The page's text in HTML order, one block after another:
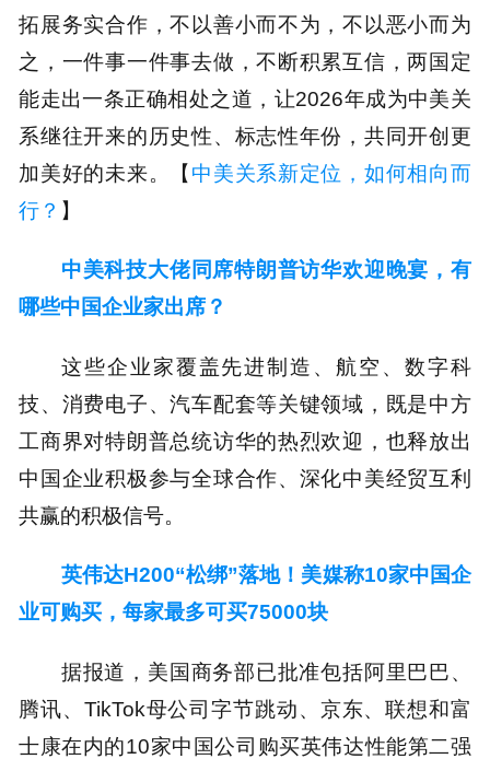
拓展务实合作，不以善小而不为，不以恶小而为
之，一件事一件事去做，不断积累互信，两国定
能走出一条正确相处之道，让2026年成为中美关
系继往开来的历史性、标志性年份，共同开创更
加美好的未来。【中美关系新定位，如何相向而
行？ 】
中美科技大佬同席特朗普访华欢迎晚宴，有
哪些中国企业家出席？
这些企业家覆盖先进制造、航空、数字科
技、消费电子、汽车配套等关键领域，既是中方
工商界对特朗普总统访华的热烈欢迎，也释放出
中国企业积极参与全球合作、深化中美经贸互利
共赢的积极信号。
英伟达H200“松绑”落地！美媒称10家中国企
业可购买，每家最多可买75000块
据报道，美国商务部已批准包括阿里巴巴、
腾讯、TikTok母公司字节跳动、京东、联想和富
士康在内的10家中国公司购买英伟达性能第二强